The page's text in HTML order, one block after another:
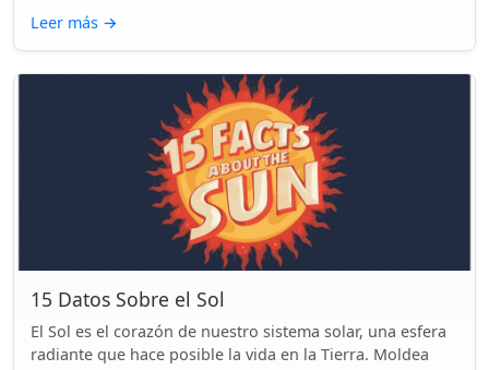
Leer más →
15 Datos Sobre el Sol
El Sol es el corazón de nuestro sistema solar, una esfera
radiante que hace posible la vida en la Tierra. Moldea